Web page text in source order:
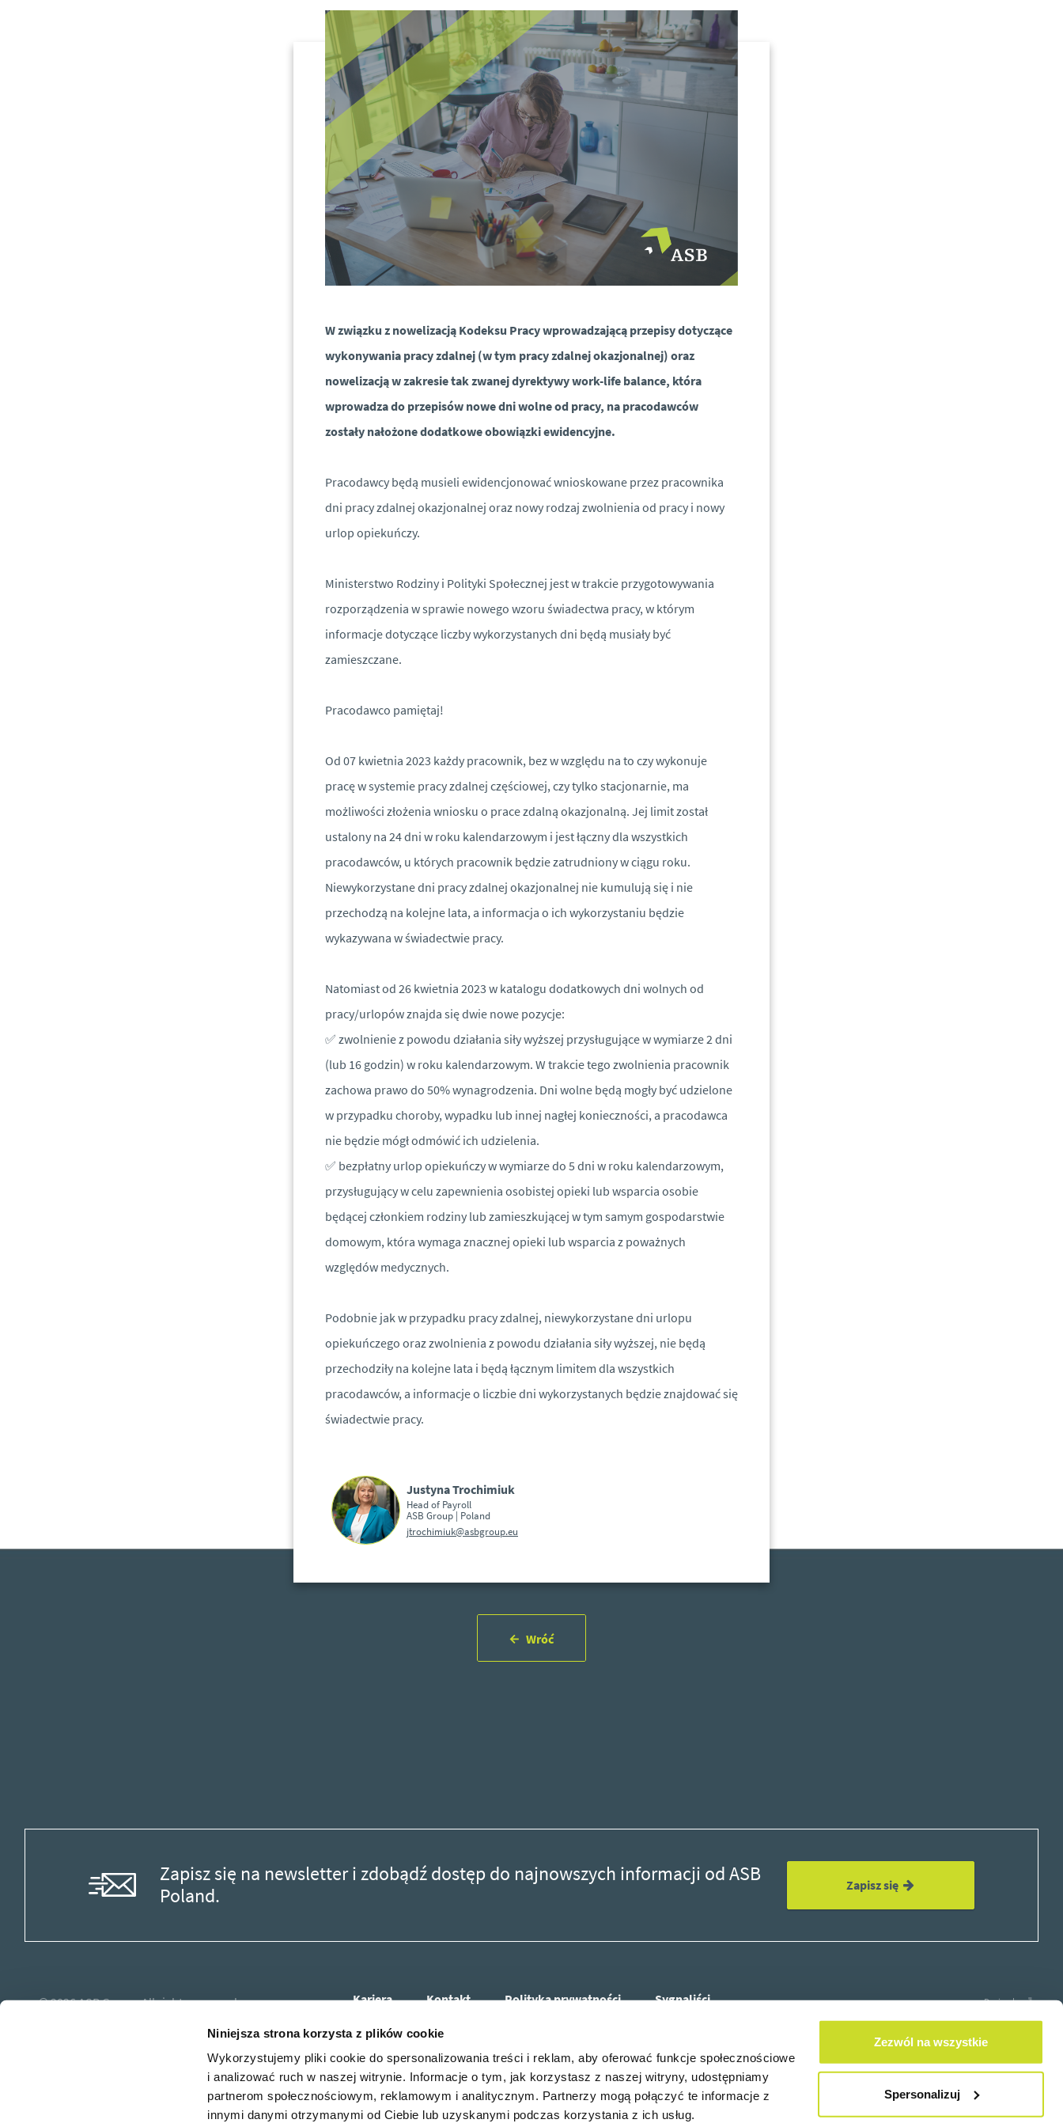
Niniejsza strona korzysta z plików cookie
Wykorzystujemy pliki cookie do spersonalizowania treści i reklam, aby oferować funkcje społecznościowe
i analizować ruch w naszej witrynie. Informacje o tym, jak korzystasz z naszej witryny, udostępniamy
partnerom społecznościowym, reklamowym i analitycznym. Partnerzy mogą połączyć te informacje z
innymi danymi otrzymanymi od Ciebie lub uzyskanymi podczas korzystania z ich usług.
Zezwól na wszystkie
Spersonalizuj ×
W związku z nowelizacją Kodeksu Pracy wprowadzającą przepisy dotyczące
wykonywania pracy zdalnej (w tym pracy zdalnej okazjonalnej) oraz
nowelizacją w zakresie tak zwanej dyrektywy work-life balance, która
wprowadza do przepisów nowe dni wolne od pracy, na pracodawców
zostały nałożone dodatkowe obowiązki ewidencyjne.
Pracodawcy będą musieli ewidencjonować wnioskowane przez pracownika
dni pracy zdalnej okazjonalnej oraz nowy rodzaj zwolnienia od pracy i nowy
urlop opiekuńczy.
Ministerstwo Rodziny i Polityki Społecznej jest w trakcie przygotowywania
rozporządzenia w sprawie nowego wzoru świadectwa pracy, w którym
informacje dotyczące liczby wykorzystanych dni będą musiały być
zamieszczane.
Pracodawco pamiętaj!
Od 07 kwietnia 2023 każdy pracownik, bez w względu na to czy wykonuje
pracę w systemie pracy zdalnej częściowej, czy tylko stacjonarnie, ma
możliwości złożenia wniosku o prace zdalną okazjonalną. Jej limit został
ustalony na 24 dni w roku kalendarzowym i jest łączny dla wszystkich
pracodawców, u których pracownik będzie zatrudniony w ciągu roku.
Niewykorzystane dni pracy zdalnej okazjonalnej nie kumulują się i nie
przechodzą na kolejne lata, a informacja o ich wykorzystaniu będzie
wykazywana w świadectwie pracy.
Natomiast od 26 kwietnia 2023 w katalogu dodatkowych dni wolnych od
pracy/urlopów znajda się dwie nowe pozycje:
✅ zwolnienie z powodu działania siły wyższej przysługujące w wymiarze 2 dni
(lub 16 godzin) w roku kalendarzowym. W trakcie tego zwolnienia pracownik
zachowa prawo do 50% wynagrodzenia. Dni wolne będą mogły być udzielone
w przypadku choroby, wypadku lub innej nagłej konieczności, a pracodawca
nie będzie mógł odmówić ich udzielenia.
✅ bezpłatny urlop opiekuńczy w wymiarze do 5 dni w roku kalendarzowym,
przysługujący w celu zapewnienia osobistej opieki lub wsparcia osobie
będącej członkiem rodziny lub zamieszkującej w tym samym gospodarstwie
domowym, która wymaga znacznej opieki lub wsparcia z poważnych
względów medycznych.
Podobnie jak w przypadku pracy zdalnej, niewykorzystane dni urlopu
opiekuńczego oraz zwolnienia z powodu działania siły wyższej, nie będą
przechodziły na kolejne lata i będą łącznym limitem dla wszystkich
pracodawców, a informacje o liczbie dni wykorzystanych będzie znajdować się
świadectwie pracy.
Justyna Trochimiuk
Head of Payroll
ASB Group | Poland
jtrochimiuk@asbgroup.eu
Wróć
Zapisz się na newsletter i zdobądź dostęp do najnowszych informacji od ASB
Poland.
Zapisz się
© 2026ASB Group.All rights reserved. Kariera Kontakt Polityka prywatności Sygnaliści Design by